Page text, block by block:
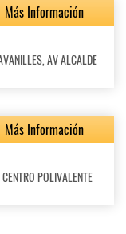
Más Información
AV ALCALDE
Más Información
POLIVALENTE